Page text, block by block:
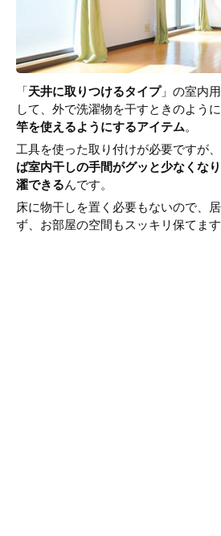
「天井に取りつけるタイプ」の室内
して、外で洗濯物を干すときのように
竿を使えるようにするアイテム。
工具を使った取り付けが必要ですが、
ば室内干しの手間がグッと少なくな
濯できるんです。
床に物干しを置く必要もないので、
ず、お部屋の空間もスッキリ保てます